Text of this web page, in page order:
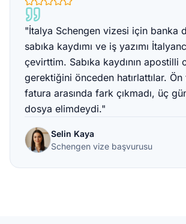
"İtalya Schengen vizesi için banka
sabıka kaydımı ve iş yazımı
çevirttim. Sabıka kaydının apostilli
gerektiğini önceden hatırlattılar.
fatura arasında fark çıkmadı, üç
dosya elimdeydi."
Selin Kaya
Schengen vize başvurusu